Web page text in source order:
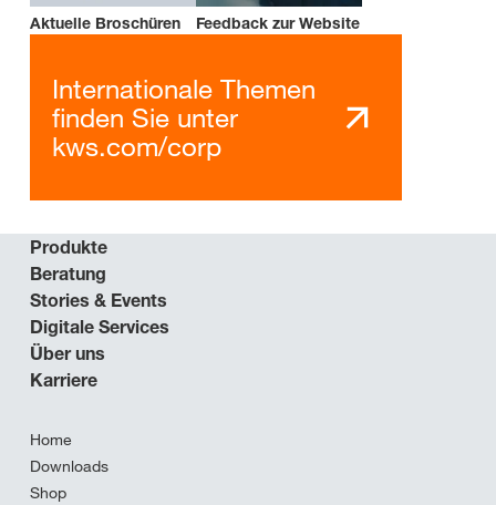
Aktuelle Broschüren Feedback zur Website
Internationale Themen
finden Sie unter
kws.com/corp
Produkte
Beratung
Stories & Events
Digitale Services
Über uns
Karriere
Home
Downloads
Shop